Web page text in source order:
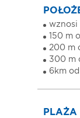
wznosi
150 m
200 m
300 m
6km
PLAŻA